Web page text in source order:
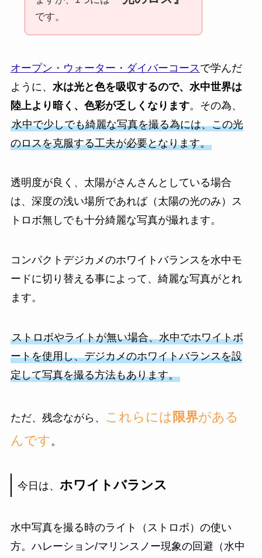
です。
オープン・ウォーター・ダイバーコース で学んだ
ように、 水は光と色を吸収するので、水中世界は
陸上より暗く、色彩が乏しくなります。その為、
水中で少しでも綺麗な写真を撮る為には、この光
のロスを克服する工夫が必要となります。
透明度が良く、太陽がさんさんとしている場合
は、深度の浅い場所であれば（太陽の光のみ）ス
トロボ無しでも十分綺麗な写真が撮れます。
コンパクトデジカメのホワイトバランスを水中モ
ードに切り替える事によって、綺麗な写真がとれ
ます。
ストロボやライトが無い場合、水中でホワイトボ
ートを使用し、デジカメのホワイトバランスを設
定して写真を撮る方法もあります。
ただ、残念ながら、 これらには 限界がある
んです 。
今日は、 ホワイトバランス
水中写真を撮る時のライト（ストロボ）の使い
方。ハレーション/マリンスノー現象の回避（水中